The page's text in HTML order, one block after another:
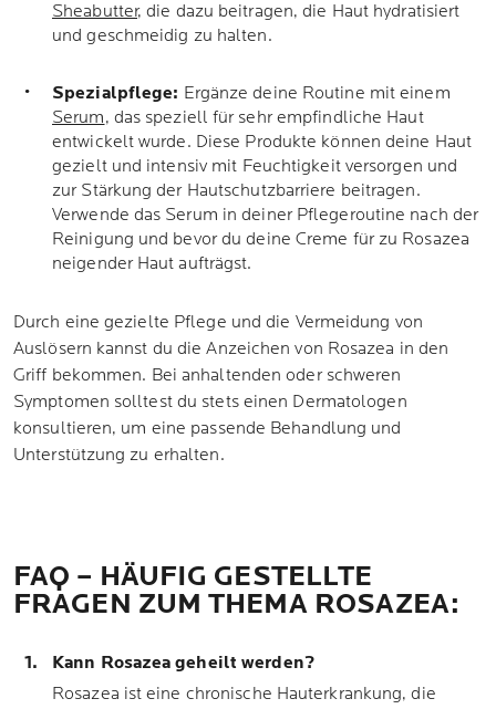
Sheabutter, die dazu beitragen, die Haut hydratisiert
und geschmeidig zu halten.
Spezialpflege: Ergänze deine Routine mit einem
Serum, das speziell für sehr empfindliche Haut
entwickelt wurde. Diese Produkte können deine Haut
gezielt und intensiv mit Feuchtigkeit versorgen und
zur Stärkung der Hautschutzbarriere beitragen.
Verwende das Serum in deiner Pflegeroutine nach der
Reinigung und bevor du deine Creme für zu Rosazea
neigender Haut aufträgst.
Durch eine gezielte Pflege und die Vermeidung von
Auslösern kannst du die Anzeichen von Rosazea in den
Griff bekommen. Bei anhaltenden oder schweren
Symptomen solltest du stets einen Dermatologen
konsultieren, um eine passende Behandlung und
Unterstützung zu erhalten.
FAQ – HÄUFIG GESTELLTE
FRAGEN ZUM THEMA ROSAZEA:
Kann Rosazea geheilt werden?
Rosazea ist eine chronische Hauterkrankung, die